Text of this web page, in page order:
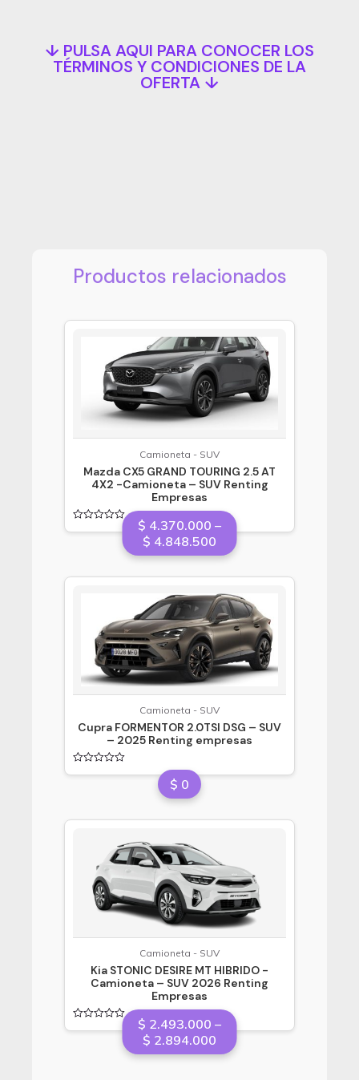
↓ PULSA AQUI PARA CONOCER LOS
TÉRMINOS Y CONDICIONES DE LA
OFERTA ↓
Productos relacionados
Camioneta - SUV
Mazda CX5 GRAND TOURING 2.5 AT
4X2 -Camioneta – SUV Renting
Empresas
$ 4.370.000 –
$ 4.848.500 Price
range:
$ 4.848.500
Camioneta - SUV
Cupra FORMENTOR 2.0TSI DSG – SUV
– 2025 Renting empresas
$ 0
Camioneta - SUV
Kia STONIC DESIRE MT HIBRIDO -
Camioneta – SUV 2026 Renting
Empresas
$ 2.493.000 –
$ 2.894.000 Price
range: